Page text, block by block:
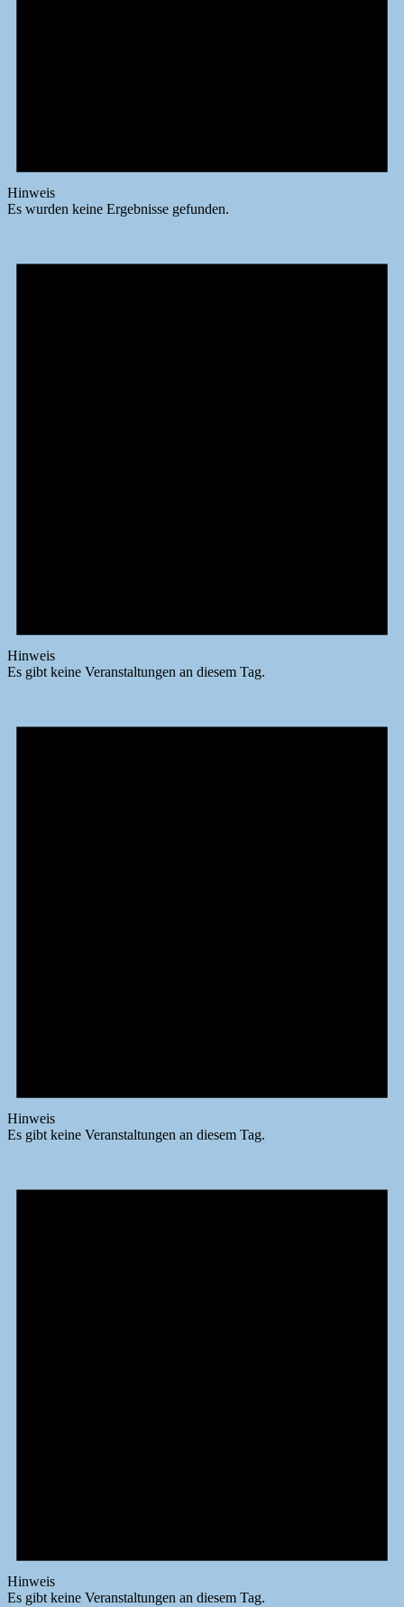
Hinweis
Es wurden keine Ergebnisse gefunden.
Hinweis
Es gibt keine Veranstaltungen an diesem Tag.
Hinweis
Es gibt keine Veranstaltungen an diesem Tag.
Hinweis
Es gibt keine Veranstaltungen an diesem Tag.